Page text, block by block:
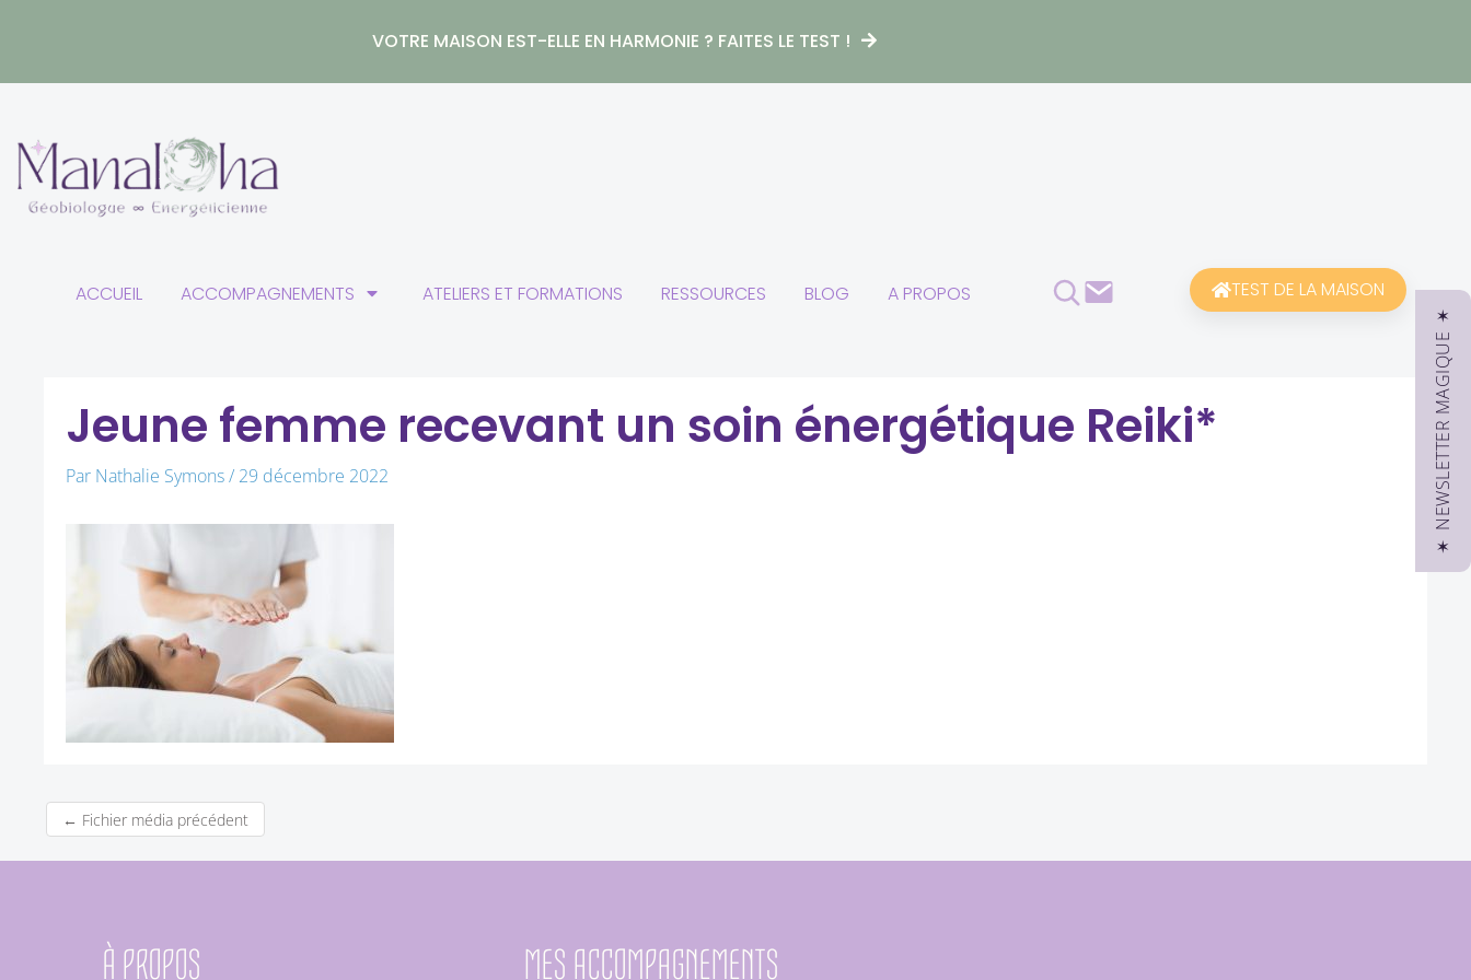
VOTRE MAISON EST-ELLE EN HARMONIE ? FAITES LE TEST !
ACCUEIL ACCOMPAGNEMENTS ATELIERS ET FORMATIONS RESSOURCES BLOG A PROPOS Rechercher
Contact TEST DE LA MAISON
Jeune femme recevant un soin énergétique Reiki*
Par Nathalie Symons/ 29 décembre 2022
← Fichier média précédent
✶ NEWSLETTER MAGIQUE ✶
À PROPOS MES ACCOMPAGNEMENTS